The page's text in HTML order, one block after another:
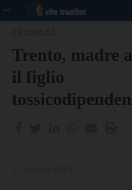
Trento, madre
il figlio